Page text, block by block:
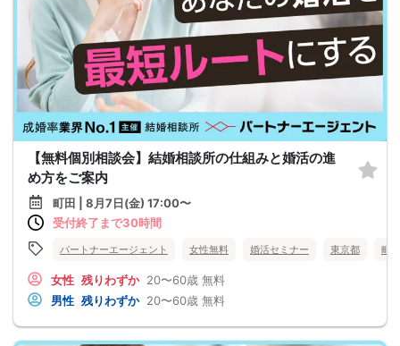
【無料個別相談会】結婚相談所の仕組みと婚活の進
め方をご案内
町田 | 8月7日(金) 17:00〜
受付終了まで30時間
パートナーエージェント 女性無料 婚活セミナー 東京都 町田
女性 残りわずか 20〜60歳 無料
男性 残りわずか 20〜60歳 無料